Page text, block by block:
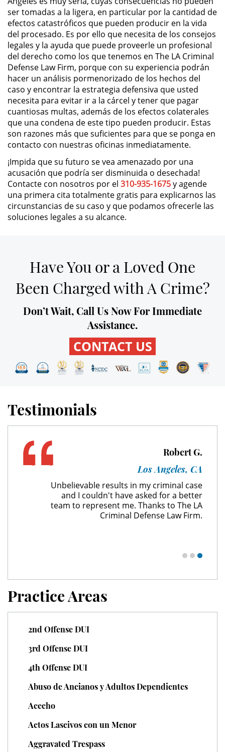
DUI Causing Injury
DUI Laws In The State Of California
Driving Under the Influence of a
Drug (DUID)
Dry Reckless
DUI With A Passenger Under 14
Underage DUI
Wet Reckless
3rd Offense DUI
4th Offense DUI
Fraud Crimes
Check Fraud
Credit Card Fraud
Gambling Fraud
Health Care Fraud
Real Estate Fraud
Unauthorized Practice of Medicine
Welfare Fraud
Workers' Compensation Fraud
Firearm Sentencing Enhancements
Negligent Discharge Of A Firearm
Juvenile Delinquency
Juvenile Delinquency Court
ser tomadas a la ligera, en particular por la cantidad de
efectos catastróficos que pueden producir en la vida
del procesado. Es por ello que necesita de los consejos
legales y la ayuda que puede proveerle un profesional
del derecho como los que tenemos en The LA Criminal
Defense Law Firm, porque con su experiencia podrán
hacer un análisis pormenorizado de los hechos del
caso y encontrar la estrategia defensiva que usted
necesita para evitar ir a la cárcel y tener que pagar
cuantiosas multas, además de los efectos colaterales
que una condena de este tipo pueden producir. Estas
son razones más que suficientes para que se ponga en
contacto con nuestras oficinas inmediatamente.
¡Impida que su futuro se vea amenazado por una
acusación que podría ser disminuida o desechada!
Contacte con nosotros por el 310-935-1675y agende
una primera cita totalmente gratis para explicarnos las
circunstancias de su caso y que podamos ofrecerle las
soluciones legales a su alcance.
Have You or a Loved One
Been Charged with A Crime?
Don’t Wait, Call Us Now For Immediate
Assistance.
CONTACT US
Testimonials
Robert G.
Los Angeles, CA
Unbelievable results in my criminal case
and I couldn't have asked for a better
team to represent me. Thanks to The LA
Criminal Defense Law Firm.
Practice Areas
2nd Offense DUI
3rd Offense DUI
4th Offense DUI
Abuso de Ancianos y Adultos Dependientes
Acecho
Actos Lascivos con un Menor
Aggravated Trespass